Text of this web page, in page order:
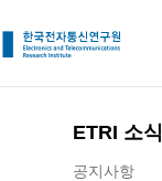
ETRI 소식
공지사항